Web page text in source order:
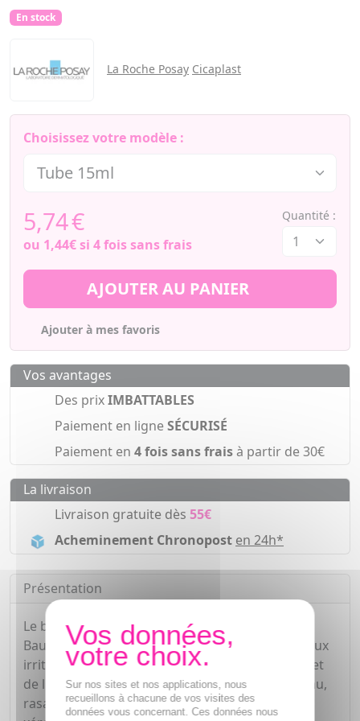
En stock
La Roche Posay Cicaplast
Choisissez votre modèle :
5,74€
ou 1,44€si 4 fois sans frais
Quantité :
AJOUTER AU PANIER
Ajouter à mes favoris
Vos avantages
Des prixIMBATTABLES
Paiement en ligneSÉCURISÉ
Paiement en 4 fois sans fraisà partir de 30€
La livraison
Livraison gratuite dès 55€
Acheminement Chronopost en 24h*
Présentation
Le baume ultra-réparateur apaisant Cicaplast
Baume B5+ de La Roche-Posay convient aux peaux
irritées et fragilisées du nourrisson, de l'enfant et
de l'adulte (échauffements superficiels de la peau,
rasage, piqûres d'insectes, rougeurs du siège,
Sur nos sites et nos applications, nous
recueillons à chacune de vos visites des
données vous concernant. Ces données nous